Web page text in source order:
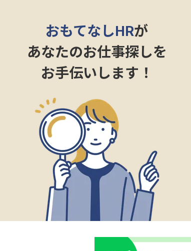
す。外国語スキルをお持ちの方は優遇いたします。
の社員割引や、メンタルヘルスカウンセリングサー
充実。あなたの「おもてなしの心」で、お客様に感動
※2025年08月18日時点の情報です
おもてなしHRが
あなたのお仕事探しを
お手伝いします！